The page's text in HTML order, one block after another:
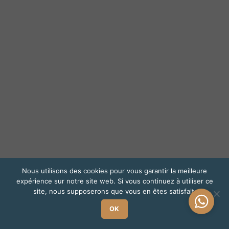
Nous utilisons des cookies pour vous garantir la meilleure
expérience sur notre site web. Si vous continuez à utiliser ce
site, nous supposerons que vous en êtes satisfait.
OK
Une